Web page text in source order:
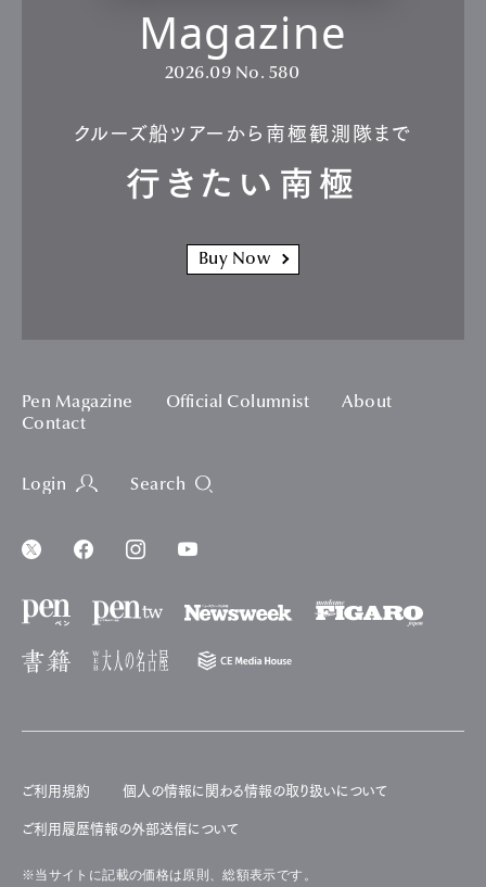
Magazine
2026.09 No. 580
クルーズ船ツアーから南極観測隊まで
行きたい南極
Buy Now
Pen Magazine Official Columnist
About
Contact
Login Search
ご利用規約 個人の情報に関わる情報の取り扱いについて
ご利用履歴情報の外部送信について
※当サイトに記載の価格は原則、総額表示です。